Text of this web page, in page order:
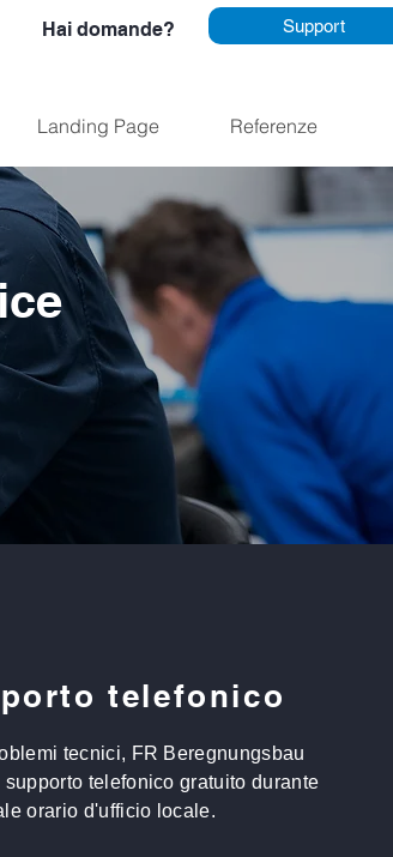
Hai domande? Support
Landing Page Referenze
telefonico
tecnici, FR Beregnungsbau
supporto telefonico gratuito durante
orario d'ufficio locale.